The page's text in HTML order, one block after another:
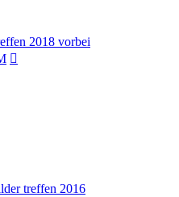
2018 vorbei
treffen 2016